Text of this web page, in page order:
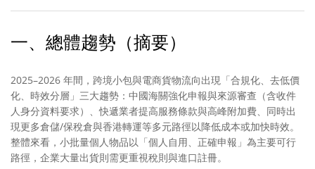
一、總體趨勢（摘要）
2025–2026 年間，跨境小包與電商貨物流向出現「合規化、去低價
化、時效分層」三大趨勢：中國海關強化申報與來源審查（含收件
人身分資料要求）、快遞業者提高服務條款與高峰附加費、同時出
現更多倉儲/保稅倉與香港轉運等多元路徑以降低成本或加快時效。
整體來看，小批量個人物品以「個人自用、正確申報」為主要可行
路徑，企業大量出貨則需更重視稅則與進口註冊。